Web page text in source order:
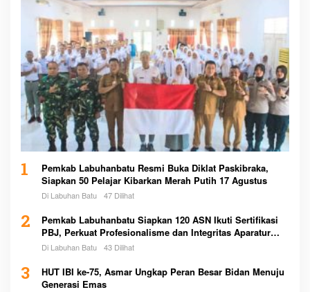
1
Pemkab Labuhanbatu Resmi Buka Diklat Paskibraka,
Siapkan 50 Pelajar Kibarkan Merah Putih 17 Agustus
Di Labuhan Batu 47 Dilihat
2
Pemkab Labuhanbatu Siapkan 120 ASN Ikuti Sertifikasi
PBJ, Perkuat Profesionalisme dan Integritas Aparatur
Pemerintah
Di Labuhan Batu 43 Dilihat
3
HUT IBI ke-75, Asmar Ungkap Peran Besar Bidan Menuju
Generasi Emas